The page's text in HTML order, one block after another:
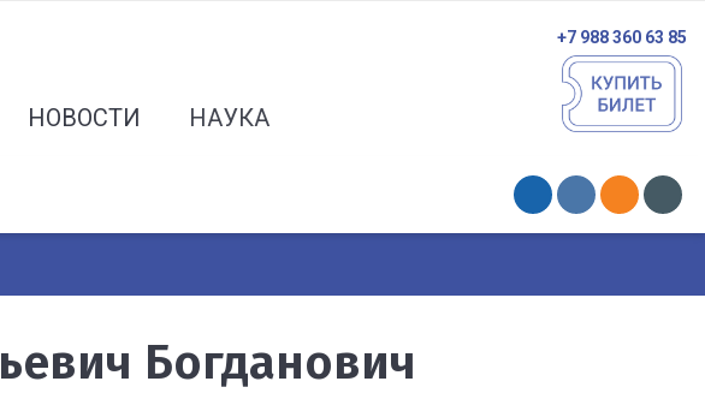
НОВОСТИ НАУКА
+7 988 360 63 85
Богданович